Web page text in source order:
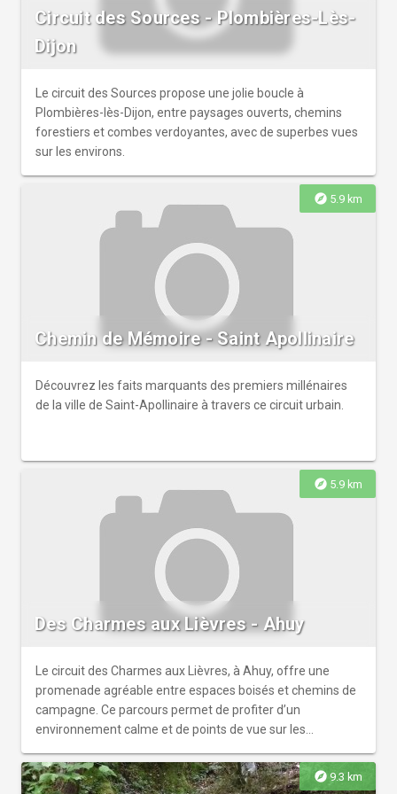
Circuit des Sources - Plombières-Lès-
Dijon
Le circuit des Sources propose une jolie boucle à
Plombières-lès-Dijon, entre paysages ouverts, chemins
forestiers et combes verdoyantes, avec de superbes vues
sur les environs.
explore 5.9 km
Chemin de Mémoire - Saint Apollinaire
Découvrez les faits marquants des premiers millénaires
de la ville de Saint-Apollinaire à travers ce circuit urbain.
explore 5.9 km
Des Charmes aux Lièvres - Ahuy
Le circuit des Charmes aux Lièvres, à Ahuy, offre une
promenade agréable entre espaces boisés et chemins de
campagne. Ce parcours permet de profiter d’un
environnement calme et de points de vue sur les
explore 9.3 km